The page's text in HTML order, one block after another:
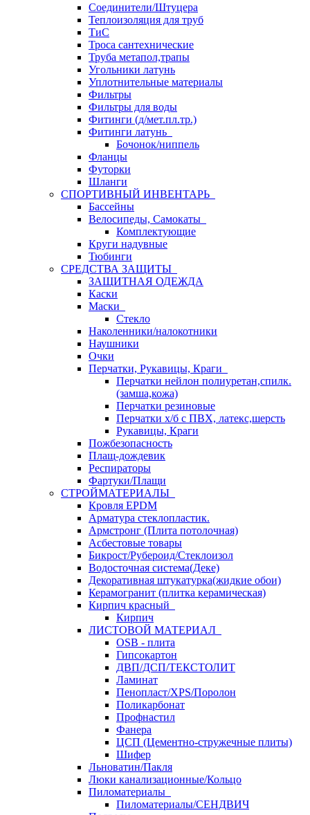
Соединители/Штуцера
Теплоизоляция для труб
ТиС
Троса сантехнические
Труба метапол,трапы
Угольники латунь
Уплотнительные материалы
Фильтры
Фильтры для воды
Фитинги (д/мет.пл.тр.)
Фитинги латунь
Бочонок/ниппель
Фланцы
Футорки
Шланги
СПОРТИВНЫЙ ИНВЕНТАРЬ
Бассейны
Велосипеды, Самокаты
Комплектующие
Круги надувные
Тюбинги
СРЕДСТВА ЗАЩИТЫ
ЗАЩИТНАЯ ОДЕЖДА
Каски
Маски
Стекло
Наколенники/налокотники
Наушники
Очки
Перчатки, Рукавицы, Краги
Перчатки нейлон полиуретан,спилк.
(замша,кожа)
Перчатки резиновые
Перчатки х/б с ПВХ, латекс,шерсть
Рукавицы, Краги
Пожбезопасность
Плащ-дождевик
Респираторы
Фартуки/Плащи
СТРОЙМАТЕРИАЛЫ
Кровля ЕРDM
Арматура стеклопластик.
Армстронг (Плита потолочная)
Асбестовые товары
Бикрост/Рубероид/Стеклоизол
Водосточная система(Деке)
Декоративная штукатурка(жидкие обои)
Керамогранит (плитка керамическая)
Кирпич красный
Кирпич
ЛИСТОВОЙ МАТЕРИАЛ
OSB - плита
Гипсокартон
ДВП/ДСП/ТЕКСТОЛИТ
Ламинат
Пенопласт/XPS/Поролон
Поликарбонат
Профнастил
Фанера
ЦСП (Цементно-стружечные плиты)
Шифер
Льноватин/Пакля
Люки канализационные/Кольцо
Пиломатериалы
Пиломатериалы/СЕНДВИЧ